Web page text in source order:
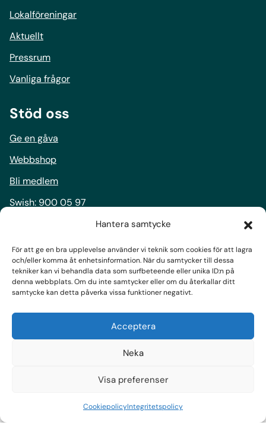
Hantera samtycke
För att ge en bra upplevelse använder vi teknik som cookies för att lagra
och/eller komma åt enhetsinformation. När du samtycker till dessa
tekniker kan vi behandla data som surfbeteende eller unika ID:n på
denna webbplats. Om du inte samtycker eller om du återkallar ditt
samtycke kan detta påverka vissa funktioner negativt.
Acceptera
Neka
Visa preferenser
CookiepolicyIntegritetspolicy
Lokalföreningar
Aktuellt
Pressrum
Vanliga frågor
Stöd oss
Ge en gåva
Webbshop
Bli medlem
Swish: 900 05 97
900-0597
Följ oss
Facebook
Prenumerera på nyhetsbrev